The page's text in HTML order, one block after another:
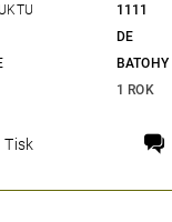
1111
DE
BATOHY
1 ROK
Tisk